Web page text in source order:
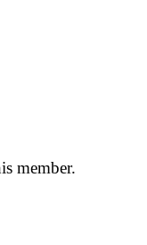
member.